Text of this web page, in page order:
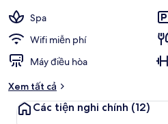
Spa
Wifi miễn phí
Máy điều hòa
Xem tất cả
Các tiện nghi chính (12)